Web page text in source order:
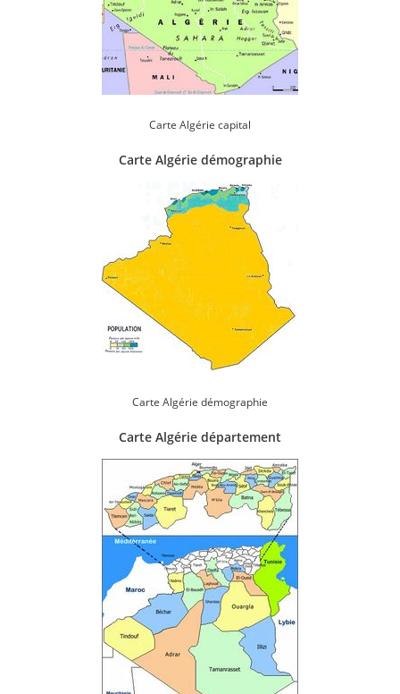
Carte Algérie capital
Carte Algérie démographie
Carte Algérie démographie
Carte Algérie département